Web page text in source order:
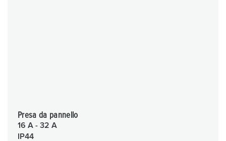
Presa da pannello
16 A - 32 A
IP44